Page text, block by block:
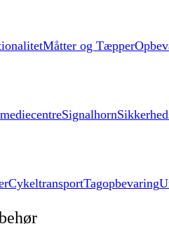
Måtter og Tæpper
Signalhorn
CykeltransportTagopbevaring